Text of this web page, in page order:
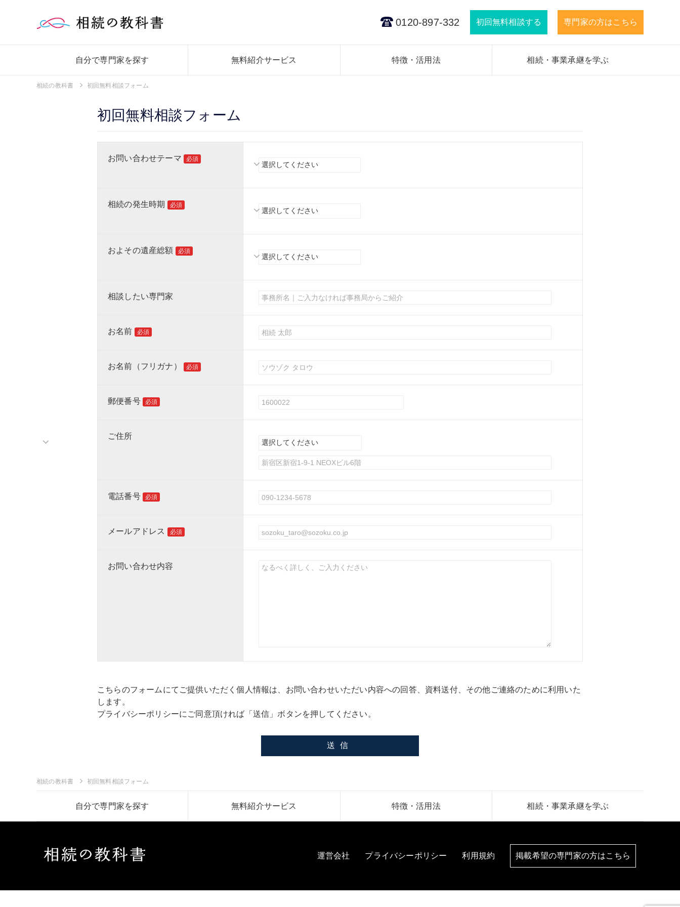
0120-897-332 初回無料相談する 専門家の方はこちら
自分で専門家を探す 無料紹介サービス 特徴・活用法 相続・事業承継を学ぶ
相続の教科書 初回無料相談フォーム
初回無料相談フォーム
お問い合わせテーマ 必須
相続の発生時期 必須
およその遺産総額 必須
相談したい専門家
お名前 必須
お名前（フリガナ） 必須
郵便番号 必須
ご住所
電話番号 必須
メールアドレス 必須
お問い合わせ内容
こちらのフォームにてご提供いただく個人情報は、お問い合わせいただい内容への回答、資料送付、その他ご連絡のために利用いた
します。
プライバシーポリシーにご同意頂ければ「送信」ボタンを押してください。
相続の教科書 初回無料相談フォーム
自分で専門家を探す 無料紹介サービス 特徴・活用法 相続・事業承継を学ぶ
運営会社 プライバシーポリシー 利用規約 掲載希望の専門家の方はこちら